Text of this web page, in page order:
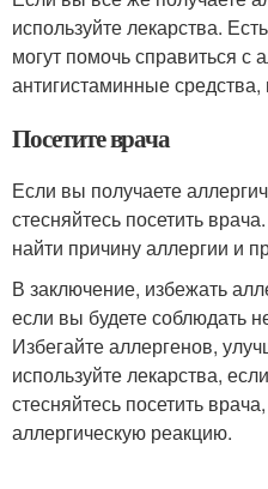
используйте лекарства.
могут помочь справиться с
антигистаминные
Посетите врача
Если вы получаете
стесняйтесь посетить
найти причину аллергии и
В заключение, избежать
если вы будете соблюдать
Избегайте аллергенов,
используйте лекарства,
стесняйтесь посетить
аллергическую реакцию.